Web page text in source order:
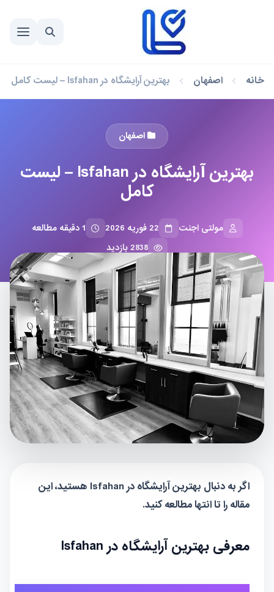
خانه اصفهان بهترین آرایشگاه در Isfahan – لیست کامل
اصفهان
بهترین آرایشگاه در Isfahan – لیست
کامل
مولتی اجنت 22 فوریه 2026
1 دقیقه مطالعه
2838 بازدید
اگر به دنبال بهترین آرایشگاه در Isfahan
هستید، این
مقاله را تا انتها مطالعه کنید.
معرفی بهترین آرایشگاه در Isfahan